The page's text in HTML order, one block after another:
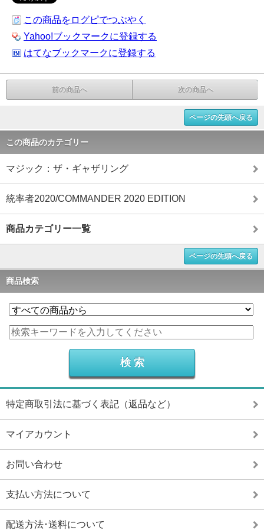
この商品をログピでつぶやく
Yahoo!ブックマークに登録する
はてなブックマークに登録する
前の商品へ 次の商品へ
ページの先頭へ戻る
この商品のカテゴリー
マジック：ザ・ギャザリング
統率者2020/COMMANDER 2020 EDITION
商品カテゴリー一覧
ページの先頭へ戻る
商品検索
特定商取引法に基づく表記（返品など）
マイアカウント
お問い合わせ
支払い方法について
配送方法･送料について